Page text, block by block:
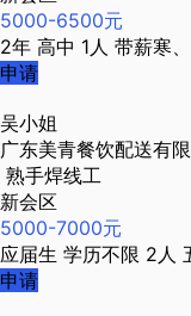
5000-6500元
2年 高中 1人 带薪寒
申请
吴小姐
广东美青餐饮配送有
熟手焊线工
新会区
5000-7000元
应届生 学历不限 2人
申请